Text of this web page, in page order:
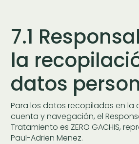
7.1
la
datos
Para los datos recopilados en la
cuenta y navegación, el
Tratamiento es ZERO GACHIS,
Paul-Adrien Menez.